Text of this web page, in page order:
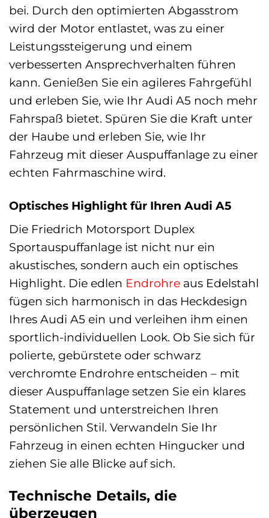
bei. Durch den optimierten Abgasstrom
wird der Motor entlastet, was zu einer
Leistungssteigerung und einem
verbesserten Ansprechverhalten führen
kann. Genießen Sie ein agileres Fahrgefühl
und erleben Sie, wie Ihr Audi A5 noch mehr
Fahrspaß bietet. Spüren Sie die Kraft unter
der Haube und erleben Sie, wie Ihr
Fahrzeug mit dieser Auspuffanlage zu einer
echten Fahrmaschine wird.
Optisches Highlight für Ihren Audi A5
Die Friedrich Motorsport Duplex
Sportauspuffanlage ist nicht nur ein
akustisches, sondern auch ein optisches
Highlight. Die edlen Endrohre aus Edelstahl
fügen sich harmonisch in das Heckdesign
Ihres Audi A5 ein und verleihen ihm einen
sportlich-individuellen Look. Ob Sie sich für
polierte, gebürstete oder schwarz
verchromte Endrohre entscheiden – mit
dieser Auspuffanlage setzen Sie ein klares
Statement und unterstreichen Ihren
persönlichen Stil. Verwandeln Sie Ihr
Fahrzeug in einen echten Hingucker und
ziehen Sie alle Blicke auf sich.
Technische Details, die
überzeugen